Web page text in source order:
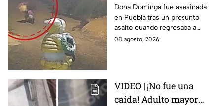
doña Dominga, la
abuelita asesinada tras
asalto en Amozoc,
Puebla
Doña Dominga fue asesinada
en Puebla tras un presunto
asalto cuando regresaba a
casa; familiares y amigos la
08 agosto, 2026
VIDEO | ¡No fue una
caída! Adulto mayor